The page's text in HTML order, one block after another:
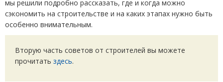
мы решили подробно рассказать, где и когда можно
сэкономить на строительстве и на каких этапах нужно быть
особенно внимательным.
Вторую часть советов от строителей вы можете
прочитать здесь.